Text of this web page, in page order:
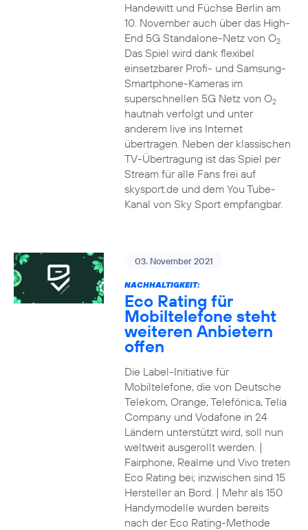
Handewitt und Füchse Berlin am
10. November auch über das High-
End 5G Standalone-Netz von O2.
Das Spiel wird dank flexibel
einsetzbarer Profi- und Samsung-
Smartphone-Kameras im
superschnellen 5G Netz von O2
hautnah verfolgt und unter
anderem live ins Internet
übertragen. Neben der klassischen
TV-Übertragung ist das Spiel per
Stream für alle Fans frei auf
skysport.de und dem You Tube-
Kanal von Sky Sport empfangbar.
03. November 2021
NACHHALTIGKEIT:
Eco Rating für
Mobiltelefone steht
weiteren Anbietern
offen
Die Label-Initiative für
Mobiltelefone, die von Deutsche
Telekom, Orange, Telefónica, Telia
Company und Vodafone in 24
Ländern unterstützt wird, soll nun
weltweit ausgerollt werden. |
Fairphone, Realme und Vivo treten
Eco Rating bei; inzwischen sind 15
Hersteller an Bord. | Mehr als 150
Handymodelle wurden bereits
nach der Eco Rating-Methode